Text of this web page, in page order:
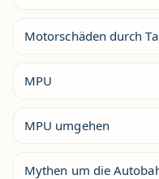
Motorschäden durch
MPU
MPU umgehen
Mythen um die